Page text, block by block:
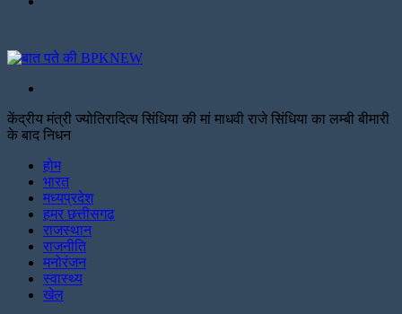
केंद्रीय मंत्री ज्योतिरादित्य सिंधिया की मां माधवी राजे सिंधिया का लम्बी बीमारी
के बाद निधन
होम
भारत
मध्यप्रदेश
हमर छत्तीसगढ़
राजस्थान
राजनीति
मनोरंजन
स्वास्थ्य
खेल